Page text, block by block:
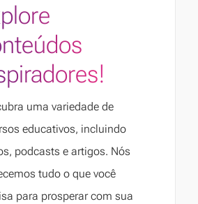
uma variedade de
educativos, incluindo
podcasts e artigos. Nós
tudo o que você
para prosperar com sua